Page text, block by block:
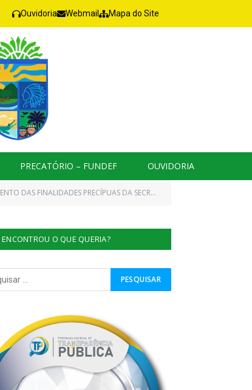
Ouvidoria Webmail Mapa do Site
PRECATÓRIO – FUNDEF OUVIDORIA
DE CASA DE APOIO AOS ESTUDANTES INDÍGENAS FORA DO DOMICÍLIO NA CIDADE DE SANTARÉM/PA)
O QUE QUERIA?